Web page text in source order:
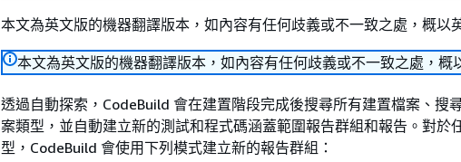
本文為英文版的機器翻譯版本，如內容有任何歧義或不一致之處，概以
本文為英文版的機器翻譯版本，如內容有任何歧義或不一致之處，概
透過自動探索，CodeBuild 會在建置階段完成後搜尋所有建置檔案、搜
案類型，並自動建立新的測試和程式碼涵蓋範圍報告群組和報告。對於
型，CodeBuild 會使用下列模式建立新的報告群組：